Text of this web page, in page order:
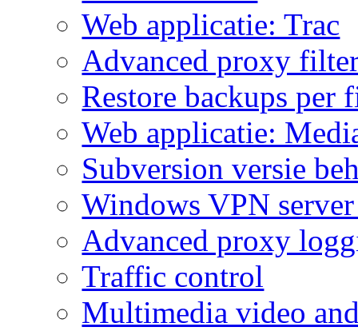
Web applicatie: Trac
Advanced proxy
Restore backups per
Web applicatie:
Subversion versie
Windows VPN
Advanced proxy
Traffic control
Multimedia video